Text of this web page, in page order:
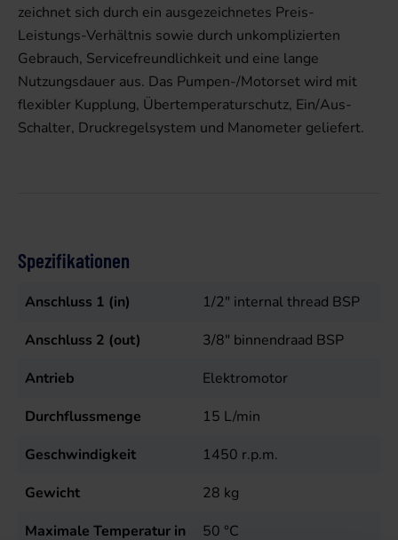
zeichnet sich durch ein ausgezeichnetes Preis-
Leistungs-Verhältnis sowie durch unkomplizierten
Gebrauch, Servicefreundlichkeit und eine lange
Nutzungsdauer aus. Das Pumpen-/Motorset wird mit
flexibler Kupplung, Übertemperaturschutz, Ein/Aus-
Schalter, Druckregelsystem und Manometer geliefert.
Spezifikationen
Anschluss 1 (in)
1/2" internal thread BSP
Anschluss 2 (out)
3/8" binnendraad BSP
Antrieb
Elektromotor
Durchflussmenge
15 L/min
Geschwindigkeit
1450 r.p.m.
Gewicht
28 kg
Maximale Temperatur in
50 °C